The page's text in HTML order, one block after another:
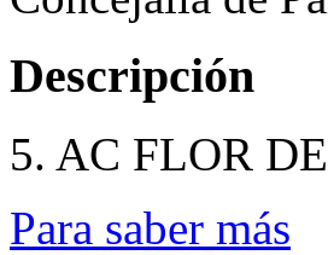
Descripción
5. AC FLOR
Para saber más